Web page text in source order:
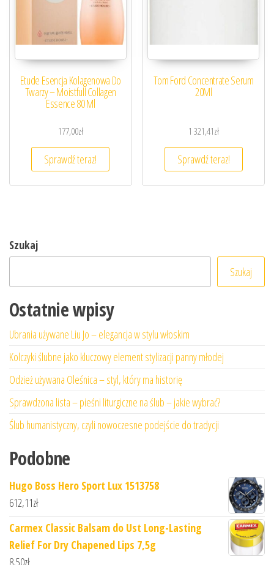
Etude Esencja Kolagenowa Do
Twarzy – Moistfull Collagen
Essence 80 Ml
177,00zł
Sprawdź teraz!
Tom Ford Concentrate Serum
20Ml
1 321,41zł
Sprawdź teraz!
Szukaj
Szukaj
Ostatnie wpisy
Ubrania używane Liu Jo – elegancja w stylu włoskim
Kolczyki ślubne jako kluczowy element stylizacji panny młodej
Odzież używana Oleśnica – styl, który ma historię
Sprawdzona lista – pieśni liturgiczne na ślub – jakie wybrać?
Ślub humanistyczny, czyli nowoczesne podejście do tradycji
Podobne
Hugo Boss Hero Sport Lux 1513758
612,11zł
Carmex Classic Balsam do Ust Long-Lasting
Relief For Dry Chapened Lips 7,5g
8,50zł